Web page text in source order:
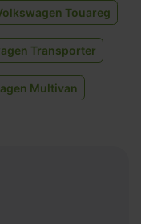
Touareg
Transporter
Multivan